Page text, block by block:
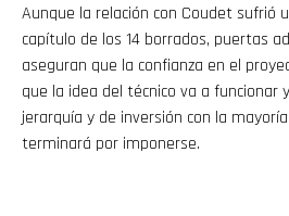
Aunque la relación con Coudet sufrió
capítulo de los 14 borrados, puertas
aseguran que la confianza en el
que la idea del técnico va a funcionar
jerarquía y de inversión con la
terminará por imponerse.